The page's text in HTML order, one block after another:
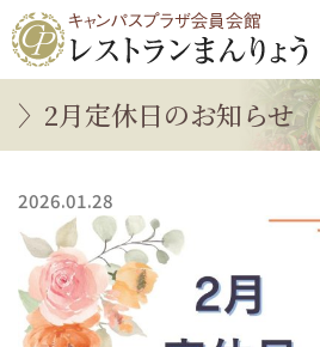
2月定休日のお知らせ
2026.01.28